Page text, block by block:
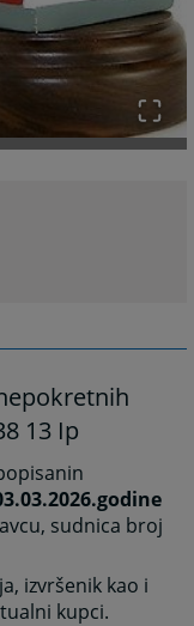
13 Ip
sudnica broj
izvršenik kao i
kupci.